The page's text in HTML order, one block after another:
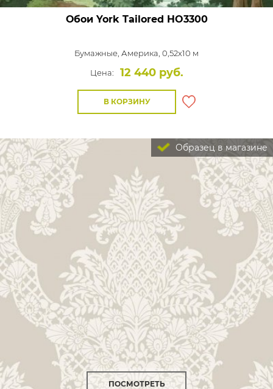
Обои York Tailored HO3300
Бумажные, Америка, 0,52x10 м
Цена:
12 440 руб.
В КОРЗИНУ
Образец в магазине
ПОСМОТРЕТЬ